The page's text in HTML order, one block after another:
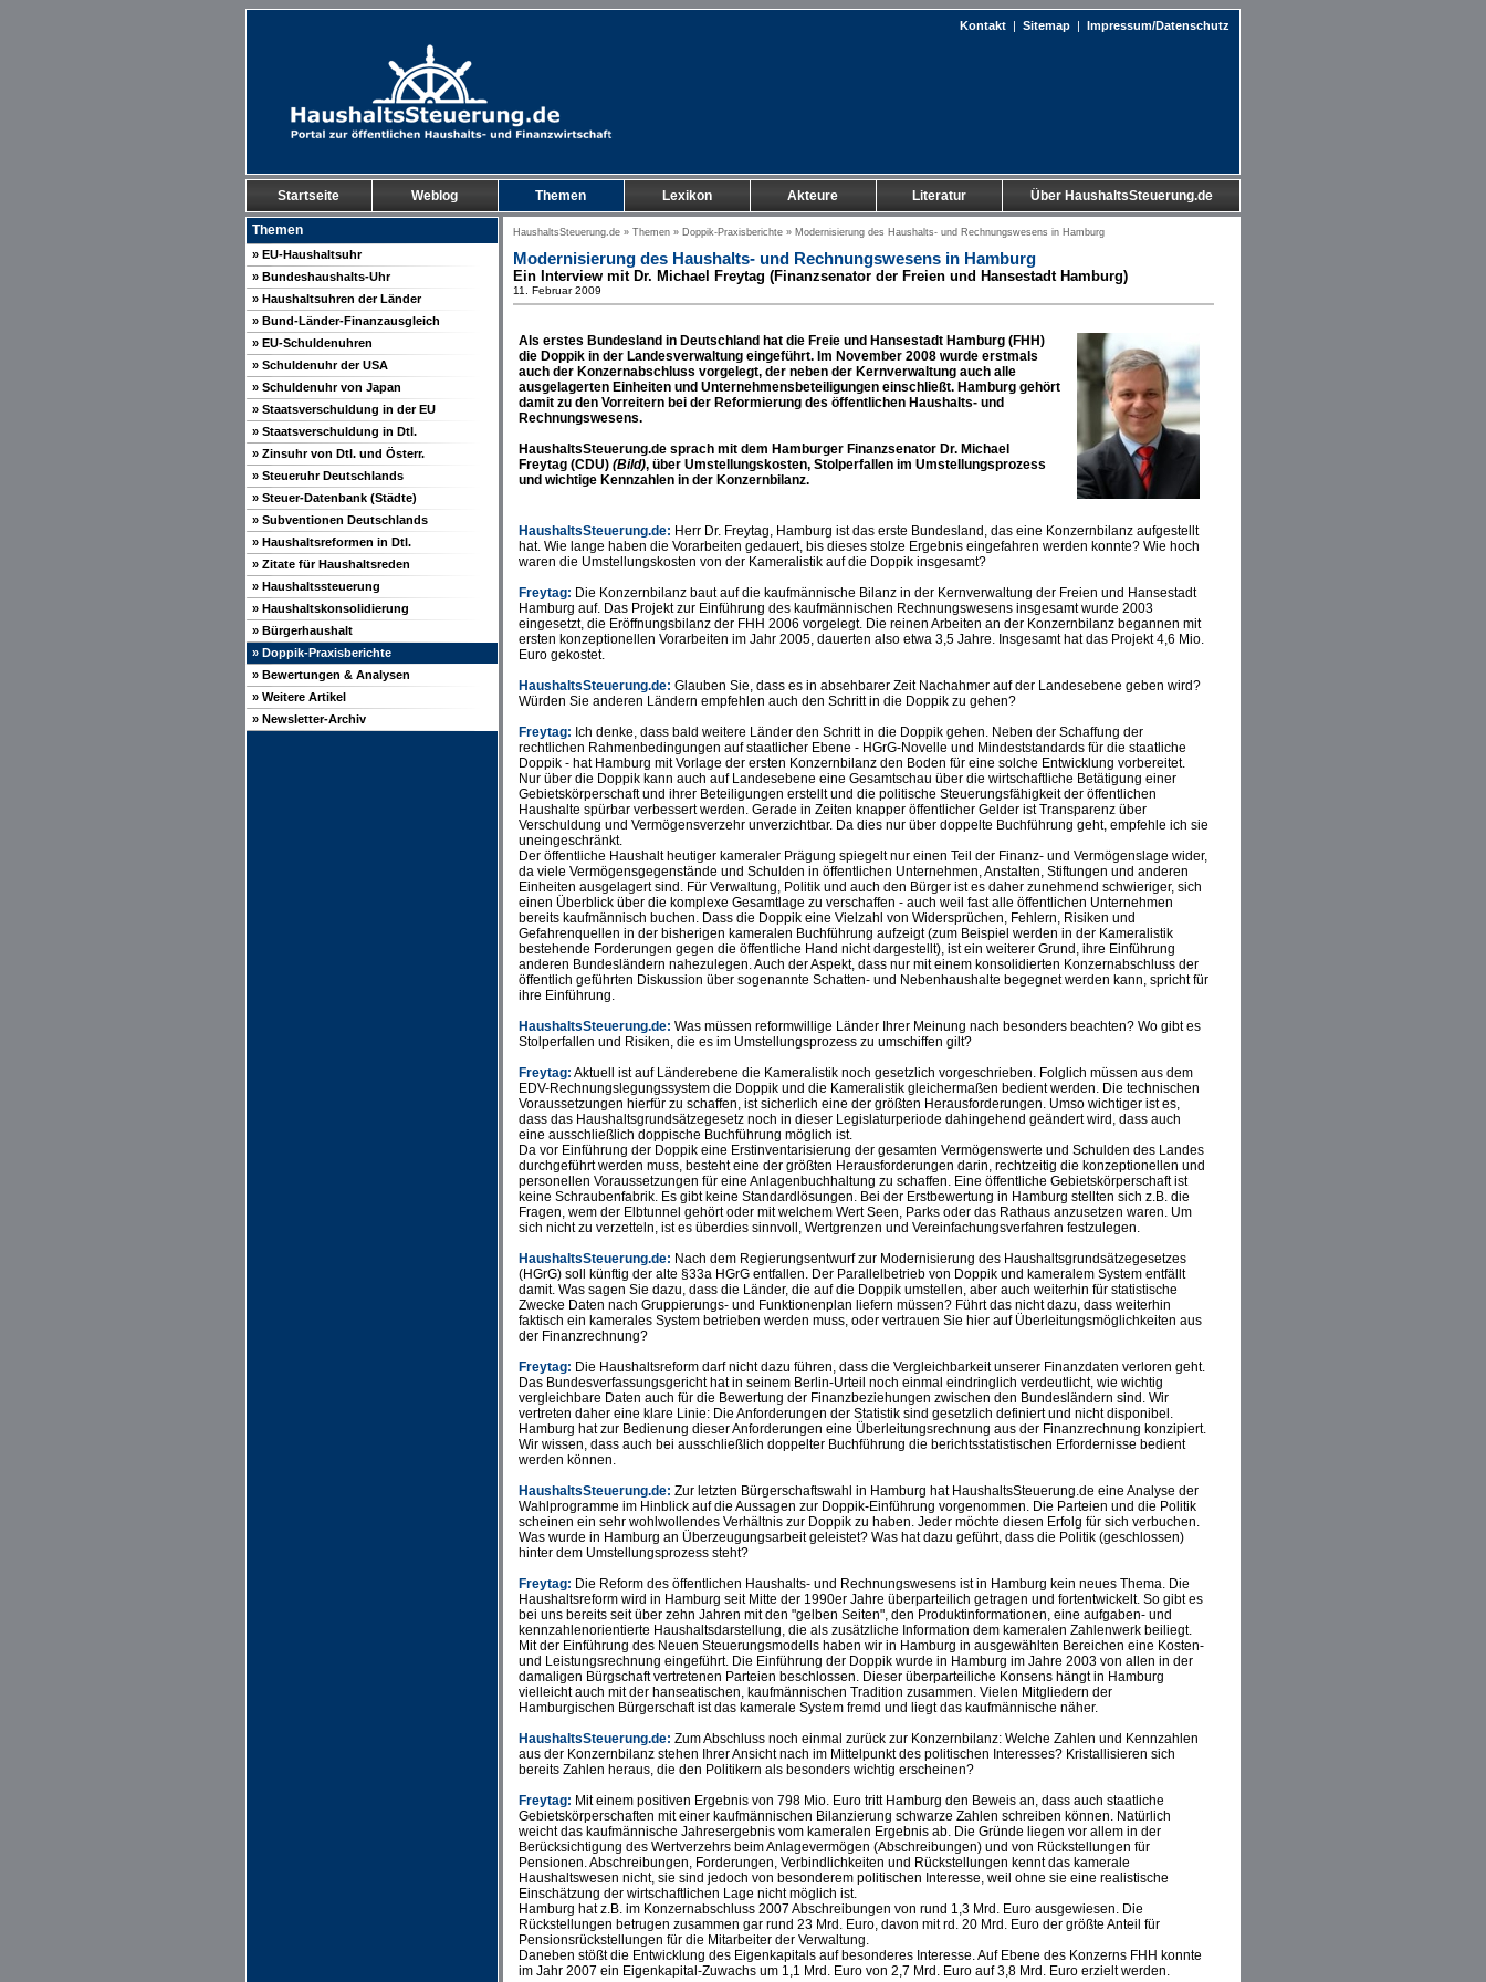
Kontakt | Sitemap | Impressum/Datenschutz
Startseite Weblog Themen Lexikon Akteure Literatur Über HaushaltsSteuerung.de
Themen
» EU-Haushaltsuhr
» Bundeshaushalts-Uhr
» Haushaltsuhren der Länder
» Bund-Länder-Finanzausgleich
» EU-Schuldenuhren
» Schuldenuhr der USA
» Schuldenuhr von Japan
» Staatsverschuldung in der EU
» Staatsverschuldung in Dtl.
» Zinsuhr von Dtl. und Österr.
» Steueruhr Deutschlands
» Steuer-Datenbank (Städte)
» Subventionen Deutschlands
» Haushaltsreformen in Dtl.
» Zitate für Haushaltsreden
» Haushaltssteuerung
» Haushaltskonsolidierung
» Bürgerhaushalt
» Doppik-Praxisberichte
» Bewertungen & Analysen
» Weitere Artikel
» Newsletter-Archiv
HaushaltsSteuerung.de » Themen » Doppik-Praxisberichte » Modernisierung des Haushalts- und Rechnungswesens in Hamburg
Modernisierung des Haushalts- und Rechnungswesens in Hamburg
Ein Interview mit Dr. Michael Freytag (Finanzsenator der Freien und Hansestadt Hamburg)
11. Februar 2009
Als erstes Bundesland in Deutschland hat die Freie und Hansestadt Hamburg (FHH)
die Doppik in der Landesverwaltung eingeführt. Im November 2008 wurde erstmals
auch der Konzernabschluss vorgelegt, der neben der Kernverwaltung auch alle
ausgelagerten Einheiten und Unternehmensbeteiligungen einschließt. Hamburg gehört
damit zu den Vorreitern bei der Reformierung des öffentlichen Haushalts- und
Rechnungswesens.
HaushaltsSteuerung.de sprach mit dem Hamburger Finanzsenator Dr. Michael
Freytag (CDU) (Bild), über Umstellungskosten, Stolperfallen im Umstellungsprozess
und wichtige Kennzahlen in der Konzernbilanz.
HaushaltsSteuerung.de: Herr Dr. Freytag, Hamburg ist das erste Bundesland, das eine Konzernbilanz aufgestellt
hat. Wie lange haben die Vorarbeiten gedauert, bis dieses stolze Ergebnis eingefahren werden konnte? Wie hoch
waren die Umstellungskosten von der Kameralistik auf die Doppik insgesamt?
Freytag: Die Konzernbilanz baut auf die kaufmännische Bilanz in der Kernverwaltung der Freien und Hansestadt
Hamburg auf. Das Projekt zur Einführung des kaufmännischen Rechnungswesens insgesamt wurde 2003
eingesetzt, die Eröffnungsbilanz der FHH 2006 vorgelegt. Die reinen Arbeiten an der Konzernbilanz begannen mit
ersten konzeptionellen Vorarbeiten im Jahr 2005, dauerten also etwa 3,5 Jahre. Insgesamt hat das Projekt 4,6 Mio.
Euro gekostet.
HaushaltsSteuerung.de: Glauben Sie, dass es in absehbarer Zeit Nachahmer auf der Landesebene geben wird?
Würden Sie anderen Ländern empfehlen auch den Schritt in die Doppik zu gehen?
Freytag: Ich denke, dass bald weitere Länder den Schritt in die Doppik gehen. Neben der Schaffung der
rechtlichen Rahmenbedingungen auf staatlicher Ebene - HGrG-Novelle und Mindeststandards für die staatliche
Doppik - hat Hamburg mit Vorlage der ersten Konzernbilanz den Boden für eine solche Entwicklung vorbereitet.
Nur über die Doppik kann auch auf Landesebene eine Gesamtschau über die wirtschaftliche Betätigung einer
Gebietskörperschaft und ihrer Beteiligungen erstellt und die politische Steuerungsfähigkeit der öffentlichen
Haushalte spürbar verbessert werden. Gerade in Zeiten knapper öffentlicher Gelder ist Transparenz über
Verschuldung und Vermögensverzehr unverzichtbar. Da dies nur über doppelte Buchführung geht, empfehle ich sie
uneingeschränkt.
Der öffentliche Haushalt heutiger kameraler Prägung spiegelt nur einen Teil der Finanz- und Vermögenslage wider,
da viele Vermögensgegenstände und Schulden in öffentlichen Unternehmen, Anstalten, Stiftungen und anderen
Einheiten ausgelagert sind. Für Verwaltung, Politik und auch den Bürger ist es daher zunehmend schwieriger, sich
einen Überblick über die komplexe Gesamtlage zu verschaffen - auch weil fast alle öffentlichen Unternehmen
bereits kaufmännisch buchen. Dass die Doppik eine Vielzahl von Widersprüchen, Fehlern, Risiken und
Gefahrenquellen in der bisherigen kameralen Buchführung aufzeigt (zum Beispiel werden in der Kameralistik
bestehende Forderungen gegen die öffentliche Hand nicht dargestellt), ist ein weiterer Grund, ihre Einführung
anderen Bundesländern nahezulegen. Auch der Aspekt, dass nur mit einem konsolidierten Konzernabschluss der
öffentlich geführten Diskussion über sogenannte Schatten- und Nebenhaushalte begegnet werden kann, spricht für
ihre Einführung.
HaushaltsSteuerung.de: Was müssen reformwillige Länder Ihrer Meinung nach besonders beachten? Wo gibt es
Stolperfallen und Risiken, die es im Umstellungsprozess zu umschiffen gilt?
Freytag: Aktuell ist auf Länderebene die Kameralistik noch gesetzlich vorgeschrieben. Folglich müssen aus dem
EDV-Rechnungslegungssystem die Doppik und die Kameralistik gleichermaßen bedient werden. Die technischen
Voraussetzungen hierfür zu schaffen, ist sicherlich eine der größten Herausforderungen. Umso wichtiger ist es,
dass das Haushaltsgrundsätzegesetz noch in dieser Legislaturperiode dahingehend geändert wird, dass auch
eine ausschließlich doppische Buchführung möglich ist.
Da vor Einführung der Doppik eine Erstinventarisierung der gesamten Vermögenswerte und Schulden des Landes
durchgeführt werden muss, besteht eine der größten Herausforderungen darin, rechtzeitig die konzeptionellen und
personellen Voraussetzungen für eine Anlagenbuchhaltung zu schaffen. Eine öffentliche Gebietskörperschaft ist
keine Schraubenfabrik. Es gibt keine Standardlösungen. Bei der Erstbewertung in Hamburg stellten sich z.B. die
Fragen, wem der Elbtunnel gehört oder mit welchem Wert Seen, Parks oder das Rathaus anzusetzen waren. Um
sich nicht zu verzetteln, ist es überdies sinnvoll, Wertgrenzen und Vereinfachungsverfahren festzulegen.
HaushaltsSteuerung.de: Nach dem Regierungsentwurf zur Modernisierung des Haushaltsgrundsätzegesetzes
(HGrG) soll künftig der alte §33a HGrG entfallen. Der Parallelbetrieb von Doppik und kameralem System entfällt
damit. Was sagen Sie dazu, dass die Länder, die auf die Doppik umstellen, aber auch weiterhin für statistische
Zwecke Daten nach Gruppierungs- und Funktionenplan liefern müssen? Führt das nicht dazu, dass weiterhin
faktisch ein kamerales System betrieben werden muss, oder vertrauen Sie hier auf Überleitungsmöglichkeiten aus
der Finanzrechnung?
Freytag: Die Haushaltsreform darf nicht dazu führen, dass die Vergleichbarkeit unserer Finanzdaten verloren geht.
Das Bundesverfassungsgericht hat in seinem Berlin-Urteil noch einmal eindringlich verdeutlicht, wie wichtig
vergleichbare Daten auch für die Bewertung der Finanzbeziehungen zwischen den Bundesländern sind. Wir
vertreten daher eine klare Linie: Die Anforderungen der Statistik sind gesetzlich definiert und nicht disponibel.
Hamburg hat zur Bedienung dieser Anforderungen eine Überleitungsrechnung aus der Finanzrechnung konzipiert.
Wir wissen, dass auch bei ausschließlich doppelter Buchführung die berichtsstatistischen Erfordernisse bedient
werden können.
HaushaltsSteuerung.de: Zur letzten Bürgerschaftswahl in Hamburg hat HaushaltsSteuerung.de eine Analyse der
Wahlprogramme im Hinblick auf die Aussagen zur Doppik-Einführung vorgenommen. Die Parteien und die Politik
scheinen ein sehr wohlwollendes Verhältnis zur Doppik zu haben. Jeder möchte diesen Erfolg für sich verbuchen.
Was wurde in Hamburg an Überzeugungsarbeit geleistet? Was hat dazu geführt, dass die Politik (geschlossen)
hinter dem Umstellungsprozess steht?
Freytag: Die Reform des öffentlichen Haushalts- und Rechnungswesens ist in Hamburg kein neues Thema. Die
Haushaltsreform wird in Hamburg seit Mitte der 1990er Jahre überparteilich getragen und fortentwickelt. So gibt es
bei uns bereits seit über zehn Jahren mit den "gelben Seiten", den Produktinformationen, eine aufgaben- und
kennzahlenorientierte Haushaltsdarstellung, die als zusätzliche Information dem kameralen Zahlenwerk beiliegt.
Mit der Einführung des Neuen Steuerungsmodells haben wir in Hamburg in ausgewählten Bereichen eine Kosten-
und Leistungsrechnung eingeführt. Die Einführung der Doppik wurde in Hamburg im Jahre 2003 von allen in der
damaligen Bürgschaft vertretenen Parteien beschlossen. Dieser überparteiliche Konsens hängt in Hamburg
vielleicht auch mit der hanseatischen, kaufmännischen Tradition zusammen. Vielen Mitgliedern der
Hamburgischen Bürgerschaft ist das kamerale System fremd und liegt das kaufmännische näher.
HaushaltsSteuerung.de: Zum Abschluss noch einmal zurück zur Konzernbilanz: Welche Zahlen und Kennzahlen
aus der Konzernbilanz stehen Ihrer Ansicht nach im Mittelpunkt des politischen Interesses? Kristallisieren sich
bereits Zahlen heraus, die den Politikern als besonders wichtig erscheinen?
Freytag: Mit einem positiven Ergebnis von 798 Mio. Euro tritt Hamburg den Beweis an, dass auch staatliche
Gebietskörperschaften mit einer kaufmännischen Bilanzierung schwarze Zahlen schreiben können. Natürlich
weicht das kaufmännische Jahresergebnis vom kameralen Ergebnis ab. Die Gründe liegen vor allem in der
Berücksichtigung des Wertverzehrs beim Anlagevermögen (Abschreibungen) und von Rückstellungen für
Pensionen. Abschreibungen, Forderungen, Verbindlichkeiten und Rückstellungen kennt das kamerale
Haushaltswesen nicht, sie sind jedoch von besonderem politischen Interesse, weil ohne sie eine realistische
Einschätzung der wirtschaftlichen Lage nicht möglich ist.
Hamburg hat z.B. im Konzernabschluss 2007 Abschreibungen von rund 1,3 Mrd. Euro ausgewiesen. Die
Rückstellungen betrugen zusammen gar rund 23 Mrd. Euro, davon mit rd. 20 Mrd. Euro der größte Anteil für
Pensionsrückstellungen für die Mitarbeiter der Verwaltung.
Daneben stößt die Entwicklung des Eigenkapitals auf besonderes Interesse. Auf Ebene des Konzerns FHH konnte
im Jahr 2007 ein Eigenkapital-Zuwachs um 1,1 Mrd. Euro von 2,7 Mrd. Euro auf 3,8 Mrd. Euro erzielt werden.